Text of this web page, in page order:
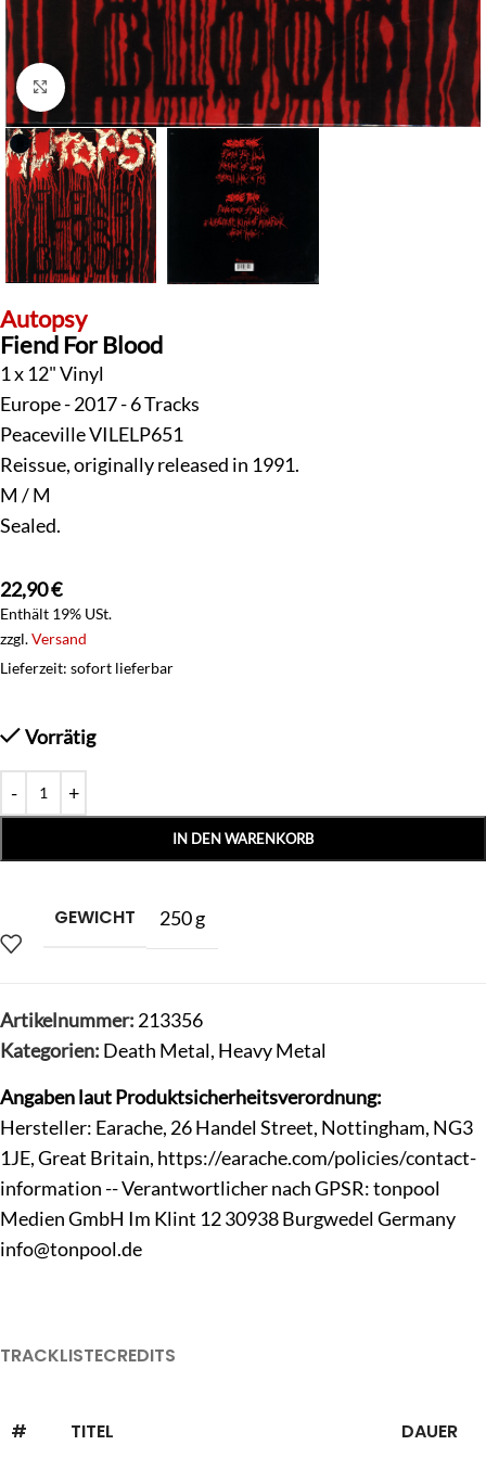
Klick zum Vergrößern
Autopsy
Fiend For Blood
1 x 12" Vinyl
Europe - 2017 - 6 Tracks
Peaceville VILELP651
Reissue, originally released in 1991.
M / M
Sealed.
22,90€
Enthält 19% USt.
zzgl.Versand
Lieferzeit: sofort lieferbar
Vorrätig
IN DEN WARENKORB
GEWICHT 250 g
Artikelnummer: 213356
Kategorien: Death Metal, Heavy Metal
Angaben laut Produktsicherheitsverordnung:
Hersteller: Earache, 26 Handel Street, Nottingham, NG3
1JE, Great Britain, https://earache.com/policies/contact-
information -- Verantwortlicher nach GPSR: tonpool
Medien GmbH Im Klint 12 30938 Burgwedel Germany
info@tonpool.de
TRACKLISTECREDITS
# TITEL DAUER